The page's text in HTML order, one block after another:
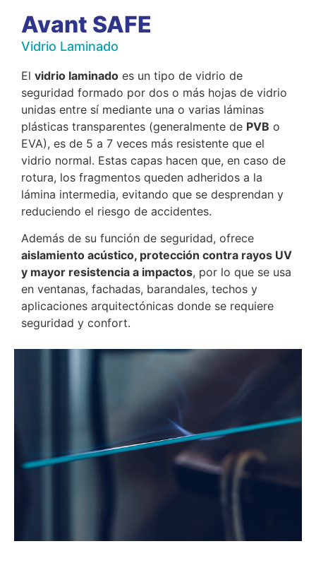
Avant SAFE
Vidrio Laminado
El vidrio laminado es un tipo de vidrio de
seguridad formado por dos o más hojas de vidrio
unidas entre sí mediante una o varias láminas
plásticas transparentes (generalmente de PVB o
EVA), es de 5 a 7 veces más resistente que el
vidrio normal. Estas capas hacen que, en caso de
rotura, los fragmentos queden adheridos a la
lámina intermedia, evitando que se desprendan y
reduciendo el riesgo de accidentes.
Además de su función de seguridad, ofrece
aislamiento acústico, protección contra rayos UV
y mayor resistencia a impactos, por lo que se usa
en ventanas, fachadas, barandales, techos y
aplicaciones arquitectónicas donde se requiere
seguridad y confort.